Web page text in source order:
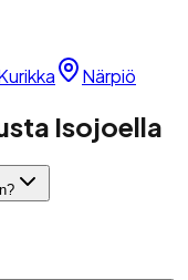
Närpiö
Isojoella